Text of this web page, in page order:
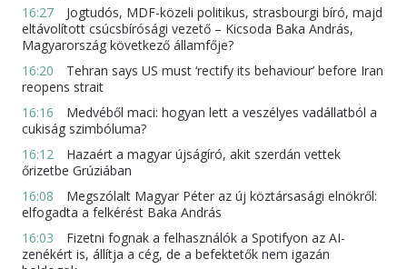
16:27
Jogtudós, MDF-közeli politikus, strasbourgi bíró, majd
eltávolított csúcsbírósági vezető – Kicsoda Baka András,
Magyarország következő államfője?
16:20
Tehran says US must ‘rectify its behaviour’ before Iran
reopens strait
16:16
Medvéből maci: hogyan lett a veszélyes vadállatból a
cukiság szimbóluma?
16:12
Hazaért a magyar újságíró, akit szerdán vettek
őrizetbe Grúziában
16:08
Megszólalt Magyar Péter az új köztársasági elnökről:
elfogadta a felkérést Baka András
16:03
Fizetni fognak a felhasználók a Spotifyon az AI-
zenékért is, állítja a cég, de a befektetők nem igazán